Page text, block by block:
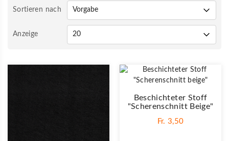
Sortieren nach
Anzeige
Beschichteter Stoff
"Scherenschnitt Beige"
Fr. 3,50